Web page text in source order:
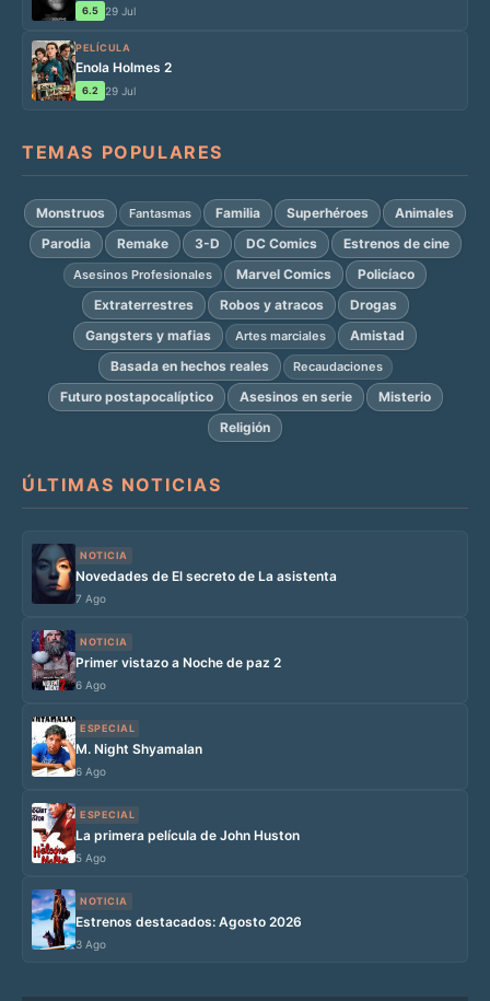
6.5 29 Jul
PELÍCULA
Enola Holmes 2
6.2 29 Jul
TEMAS POPULARES
Monstruos Fantasmas Familia Superhéroes
Animales
Parodia
Remake 3-D DC Comics Estrenos de cine
Asesinos Profesionales Marvel Comics
Policíaco
Extraterrestres
Robos y atracos
Drogas
Gangsters y mafias
Artes marciales
Amistad
Basada en hechos reales
Recaudaciones
Futuro postapocalíptico Asesinos en serie
Misterio
Religión
ÚLTIMAS NOTICIAS
NOTICIA
Novedades de El secreto de La asistenta
7 Ago
NOTICIA
Primer vistazo a Noche de paz 2
6 Ago
ESPECIAL
M. Night Shyamalan
6 Ago
ESPECIAL
La primera película de John Huston
5 Ago
NOTICIA
Estrenos destacados: Agosto 2026
3 Ago